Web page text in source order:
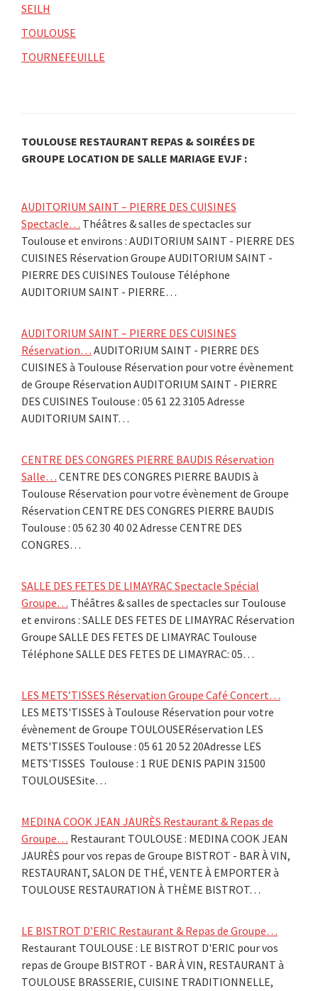
SEILH
TOULOUSE
TOURNEFEUILLE
TOULOUSE RESTAURANT REPAS & SOIRÉES DE
GROUPE LOCATION DE SALLE MARIAGE EVJF :
AUDITORIUM SAINT – PIERRE DES CUISINES
Spectacle… Théâtres & salles de spectacles sur
Toulouse et environs : AUDITORIUM SAINT - PIERRE DES
CUISINES Réservation Groupe AUDITORIUM SAINT -
PIERRE DES CUISINES Toulouse Téléphone
AUDITORIUM SAINT - PIERRE…
AUDITORIUM SAINT – PIERRE DES CUISINES
Réservation… AUDITORIUM SAINT - PIERRE DES
CUISINES à Toulouse Réservation pour votre évènement
de Groupe Réservation AUDITORIUM SAINT - PIERRE
DES CUISINES Toulouse : 05 61 22 3105 Adresse
AUDITORIUM SAINT…
CENTRE DES CONGRES PIERRE BAUDIS Réservation
Salle… CENTRE DES CONGRES PIERRE BAUDIS à
Toulouse Réservation pour votre évènement de Groupe
Réservation CENTRE DES CONGRES PIERRE BAUDIS
Toulouse : 05 62 30 40 02 Adresse CENTRE DES
CONGRES…
SALLE DES FETES DE LIMAYRAC Spectacle Spécial
Groupe… Théâtres & salles de spectacles sur Toulouse
et environs : SALLE DES FETES DE LIMAYRAC Réservation
Groupe SALLE DES FETES DE LIMAYRAC Toulouse
Téléphone SALLE DES FETES DE LIMAYRAC: 05…
LES METS’TISSES Réservation Groupe Café Concert…
LES METS'TISSES à Toulouse Réservation pour votre
évènement de Groupe TOULOUSERéservation LES
METS'TISSES Toulouse : 05 61 20 52 20Adresse LES
METS'TISSES Toulouse : 1 RUE DENIS PAPIN 31500
TOULOUSESite…
MEDINA COOK JEAN JAURÈS Restaurant & Repas de
Groupe… Restaurant TOULOUSE : MEDINA COOK JEAN
JAURÈS pour vos repas de Groupe BISTROT - BAR À VIN,
RESTAURANT, SALON DE THÉ, VENTE À EMPORTER à
TOULOUSE RESTAURATION À THÈME BISTROT…
LE BISTROT D’ERIC Restaurant & Repas de Groupe…
Restaurant TOULOUSE : LE BISTROT D'ERIC pour vos
repas de Groupe BISTROT - BAR À VIN, RESTAURANT à
TOULOUSE BRASSERIE, CUISINE TRADITIONNELLE,